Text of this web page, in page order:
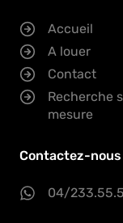
Accueil
A louer
Contact
Recherche
mesure
Contactez-nous
04/